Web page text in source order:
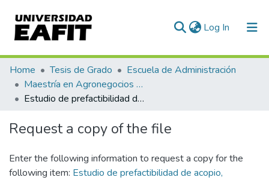
Log In (current)
Communities & Collections
All of DSpace
Home Tesis de Grado
Escuela de Administración
Maestría en Agronegocios (tesis)
Estudio de prefactibilidad de acopio, extracción y comercialización de Citrus latifolia en la ciudad de Guatemala
Request a copy of the file
Enter the following information to request a copy for the
following item: Estudio de prefactibilidad de acopio,